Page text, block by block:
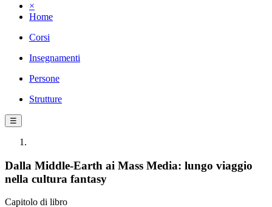
×
Home
Corsi
Insegnamenti
Persone
Strutture
☰
Dalla Middle-Earth ai Mass Media: lungo viaggio
nella cultura fantasy
Capitolo di libro